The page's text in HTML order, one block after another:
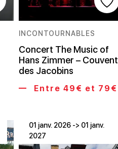
INCONTOURNABLES
Concert The Music of
Hans Zimmer – Couvent
des Jacobins
Entre 49€ et 79€
01 janv. 2026 -> 01 janv.
2027